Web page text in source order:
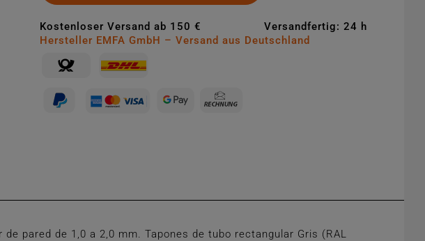
Kostenloser Versand ab 150 €
Versandfertig: 24 h
Hersteller EMFA GmbH – Versand aus Deutschland
pared de 1,0 a 2,0 mm. Tapones de tubo rectangular Gris (RAL